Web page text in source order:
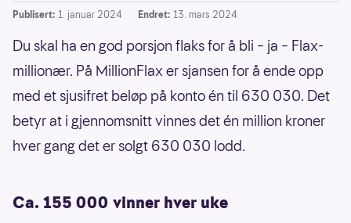
Publisert: 1. januar 2024 Endret: 13. mars 2024
Du skal ha en god porsjon flaks for å bli – ja – Flax-
millionær. På MillionFlax er sjansen for å ende opp
med et sjusifret beløp på konto én til 630 030. Det
betyr at i gjennomsnitt vinnes det én million kroner
hver gang det er solgt 630 030 lodd.
Ca. 155 000 vinner hver uke